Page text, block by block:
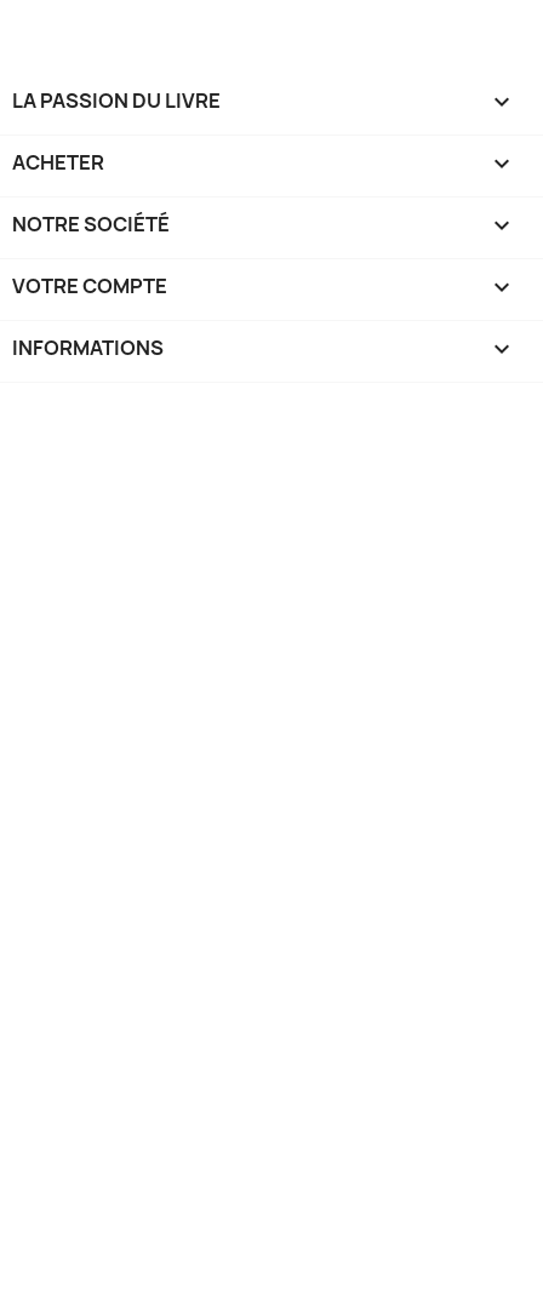
LA PASSION DU LIVRE 
ACHETER 
NOTRE SOCIÉTÉ 
VOTRE COMPTE 
INFORMATIONS keyboard_arrow_down